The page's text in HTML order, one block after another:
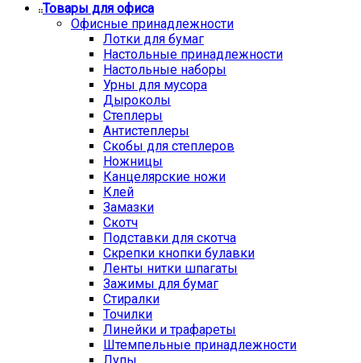
Товары для офиса
Офисные принадлежности
Лотки для бумаг
Настольные принадлежности
Настольные наборы
Урны для мусора
Дыроколы
Степлеры
Антистеплеры
Скобы для степлеров
Ножницы
Канцелярские ножи
Клей
Замазки
Скотч
Подставки для скотча
Скрепки кнопки булавки
Ленты нитки шпагаты
Зажимы для бумаг
Стиралки
Точилки
Линейки и трафареты
Штемпельные принадлежности